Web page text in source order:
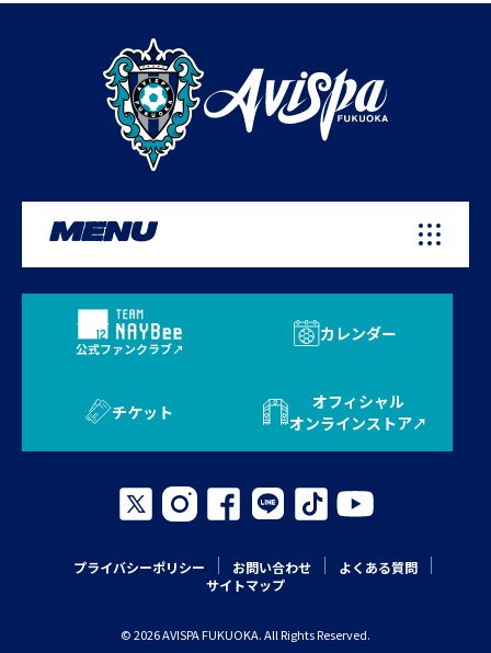
MENU
公式ファンクラブ
カレンダー
チケット
オフィシャル
オンラインストア
プライバシーポリシー お問い合わせ
よくある質問
サイトマップ
© 2026 AVISPA FUKUOKA. All Rights Reserved.